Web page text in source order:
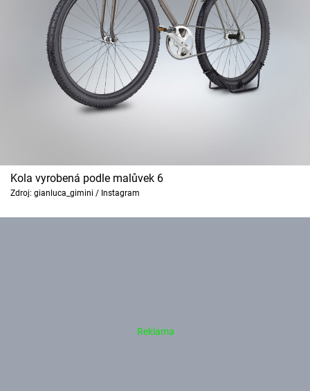
Kola vyrobená podle malůvek 6
Zdroj: gianluca_gimini / Instagram